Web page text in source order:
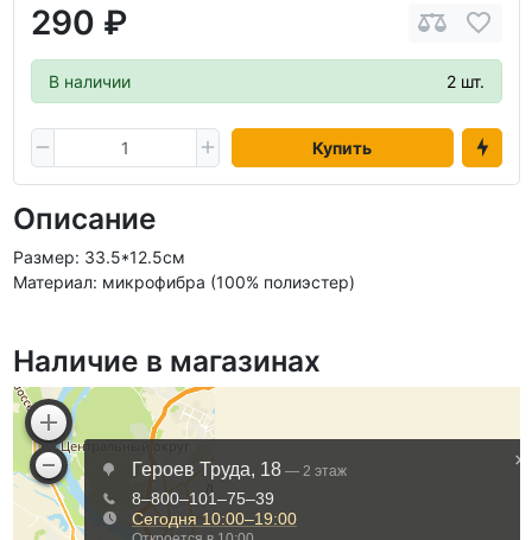
290 ₽
В наличии 2 шт.
Купить
Описание
Размер: 33.5*12.5см
Материал: микрофибра (100% полиэстер)
Наличие в магазинах